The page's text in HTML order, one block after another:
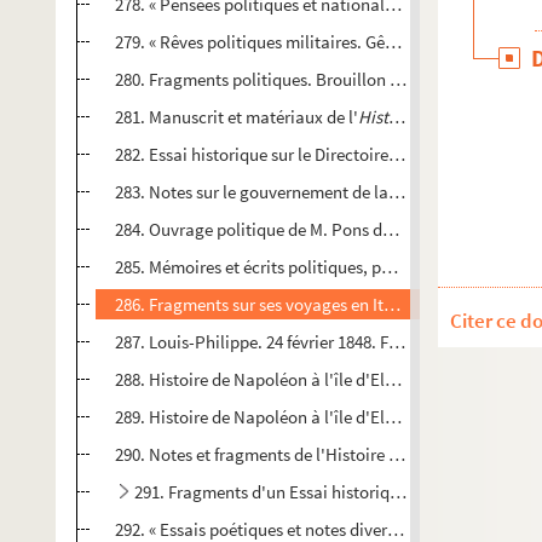
279. « Rêves politiques militaires. Gênes, 1821. » Sans
280. Fragments politiques. Brouillon de M. Pons de
281. Manuscrit et matériaux de l'Histoire du congrès de
282. Essai historique sur le Directoire de la République
283. Notes sur le gouvernement de la Toscane, par M.
284. Ouvrage politique de M. Pons de l'Hérault. Sans
285. Mémoires et écrits politiques, par M. Pons de l'Hérault
286. Fragments sur ses voyages en Italie et sur le
287. Louis-Philippe. 24 février 1848. Fragments, par M.
288. Histoire de Napoléon à l'île d'Elbe, par M. Pons de
289. Histoire de Napoléon à l'île d'Elbe. Copie en double
290. Notes et fragments de l'Histoire de Napoléon, de M.
291. Fragments d'un Essai historique sur le règne de
292. « Essais poétiques et notes diverses », de M. Pons de
Citer ce